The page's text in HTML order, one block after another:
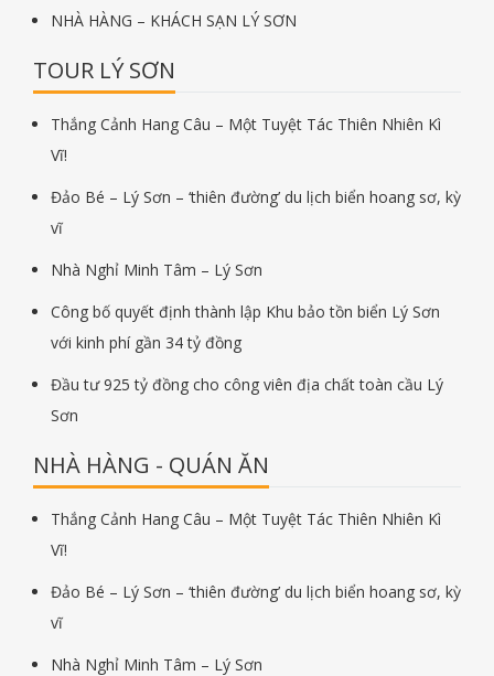
NHÀ HÀNG – KHÁCH SẠN LÝ SƠN
TOUR LÝ SƠN
Thắng Cảnh Hang Câu – Một Tuyệt Tác Thiên Nhiên Kì
Vĩ!
Đảo Bé – Lý Sơn – ‘thiên đường’ du lịch biển hoang sơ, kỳ
vĩ
Nhà Nghỉ Minh Tâm – Lý Sơn
Công bố quyết định thành lập Khu bảo tồn biển Lý Sơn
với kinh phí gần 34 tỷ đồng
Đầu tư 925 tỷ đồng cho công viên địa chất toàn cầu Lý
Sơn
NHÀ HÀNG - QUÁN ĂN
Thắng Cảnh Hang Câu – Một Tuyệt Tác Thiên Nhiên Kì
Vĩ!
Đảo Bé – Lý Sơn – ‘thiên đường’ du lịch biển hoang sơ, kỳ
vĩ
Nhà Nghỉ Minh Tâm – Lý Sơn